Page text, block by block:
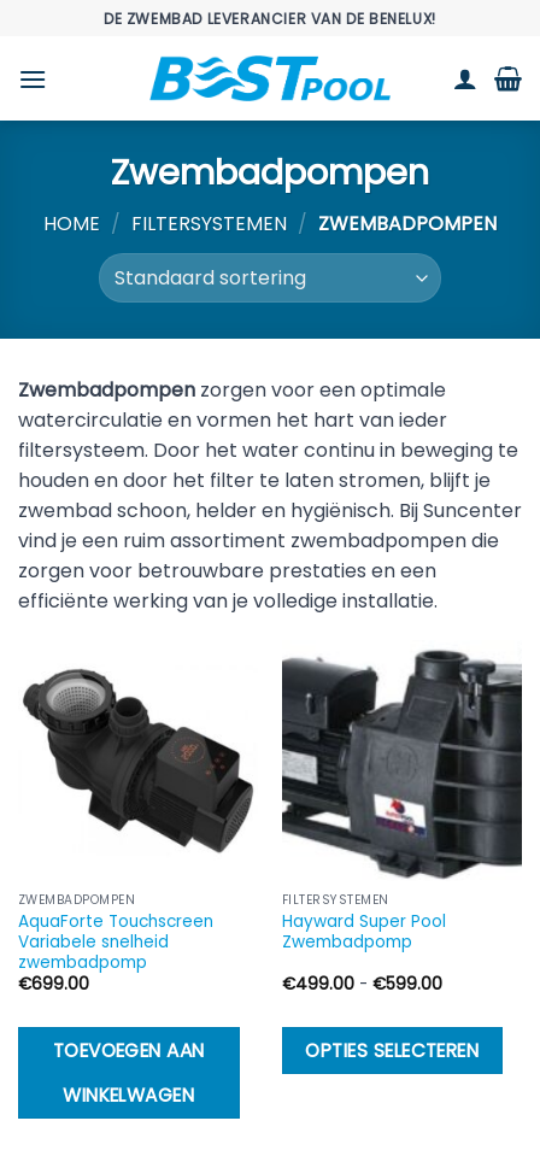
inhoud
DE ZWEMBAD LEVERANCIER VAN DE BENELUX!
Zwembadpompen
HOME / FILTERSYSTEMEN / ZWEMBADPOMPEN
Zwembadpompen zorgen voor een optimale
watercirculatie en vormen het hart van ieder
filtersysteem. Door het water continu in beweging te
houden en door het filter te laten stromen, blijft je
zwembad schoon, helder en hygiënisch. Bij Suncenter
vind je een ruim assortiment zwembadpompen die
zorgen voor betrouwbare prestaties en een
efficiënte werking van je volledige installatie.
ZWEMBADPOMPEN
AquaForte Touchscreen
Variabele snelheid
zwembadpomp
€699.00
TOEVOEGEN AAN
WINKELWAGEN
FILTERSYSTEMEN
Hayward Super Pool
Zwembadpomp
€499.00 - €599.00Prijsklasse:
€599.00
OPTIES SELECTEREN